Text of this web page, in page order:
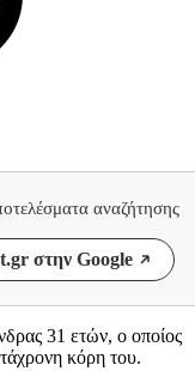
αναζήτησης
στην Google
31 ετών, ο οποίος
κόρη του.